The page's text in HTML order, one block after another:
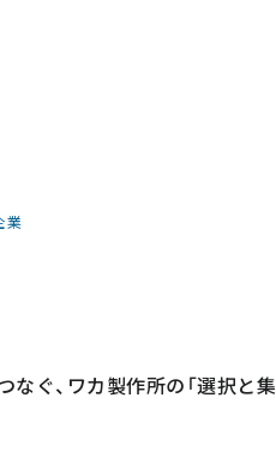
業
ぐ、ワカ製作所の「選択と集
じられる企業であり続ける～